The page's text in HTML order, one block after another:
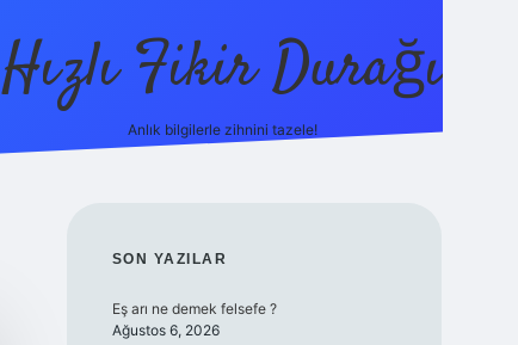
Hızlı Fikir Durağı
Anlık bilgilerle zihnini tazele!
SIDEBAR
SON YAZILAR
Eş arı ne demek felsefe ?
Ağustos 6, 2026